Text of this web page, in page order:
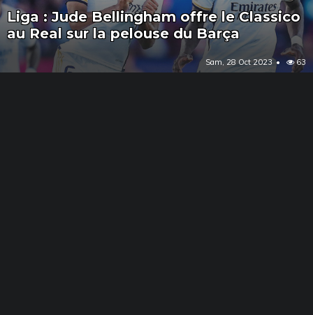
Liga : Jude Bellingham offre le Classico
au Real sur la pelouse du Barça
Sam, 28 Oct 2023 63